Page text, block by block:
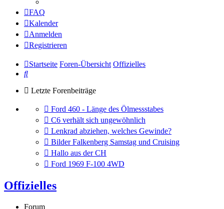
FAQ
Kalender
Anmelden
Registrieren
Startseite Foren-Übersicht Offizielles
Suche
Letzte Forenbeiträge
Gehe
zum
letzten
Beitrag
Ford 460 - Länge des Ölmessstabes
Gehe
zum
letzten
Beitrag
C6 verhält sich ungewöhnlich
Gehe
zum
letzten
Beitrag
Lenkrad abziehen, welches Gewinde?
Gehe
zum
letzten
Beitrag
Bilder Falkenberg Samstag und Cruising
Gehe
zum
letzten
Hallo aus der CH
Gehe
Beitrag
Ford 1969 F-100 4WD
Offizielles
Forum